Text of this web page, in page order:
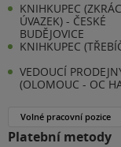
KNIHKUPEC
ÚVAZEK) - ČESKÉ
BUDĚJOVICE
KNIHKUPEC
VEDOUCÍ
(OLOMOUC - OC
Volné pracovní pozice
Platební metody